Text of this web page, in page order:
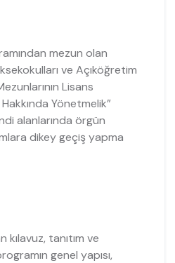
mezun olan
ve Açıköğretim
Lisans
Yönetmelik”
alanlarında örgün
dikey geçiş yapma
kılavuz, tanıtım ve
genel yapısı,